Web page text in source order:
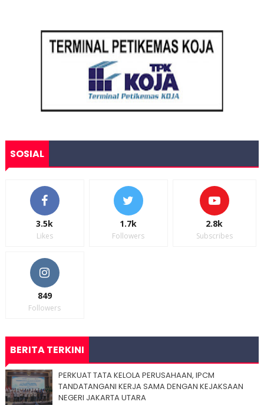
SOSIAL
3.5k
Likes
1.7k
Followers
2.8k
Subscribes
849
Followers
BERITA TERKINI
PERKUAT TATA KELOLA PERUSAHAAN, IPCM
TANDATANGANI KERJA SAMA DENGAN KEJAKSAAN
NEGERI JAKARTA UTARA